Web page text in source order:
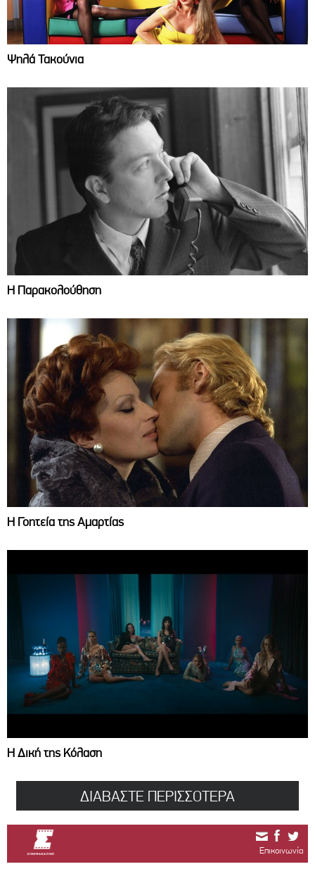
Ψηλά Τακούνια
Η Παρακολούθηση
Η Γοητεία της Αμαρτίας
Η Δική της Κόλαση
ΔΙΑΒΑΣΤΕ ΠΕΡΙΣΣΟΤΕΡΑ
Επικοινωνία